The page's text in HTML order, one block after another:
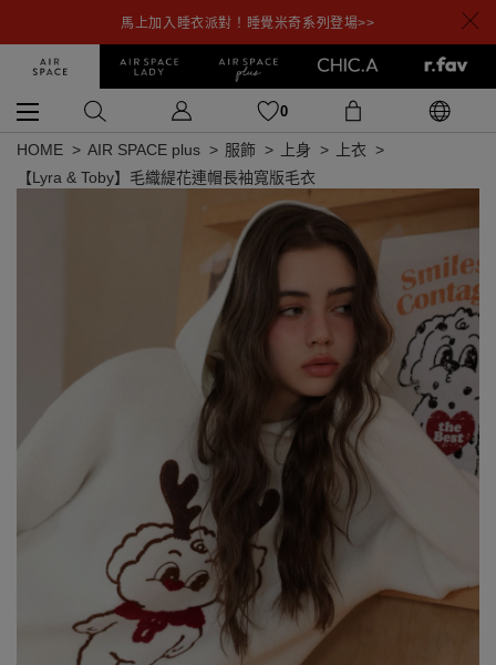
馬上加入睡衣派對！睡覺米奇系列登場>>
0
HOME AIR SPACE plus 服飾 上身
上衣
【Lyra & Toby】毛織緹花連帽長袖寬版毛衣